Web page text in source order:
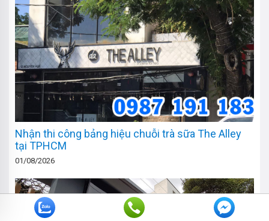
Nhận thi công bảng hiệu chuỗi trà sữa The Alley
tại TPHCM
01/08/2026